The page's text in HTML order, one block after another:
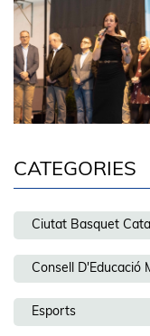
CATEGORIES
Ciutat Basquet
Consell D'Educació
Esports